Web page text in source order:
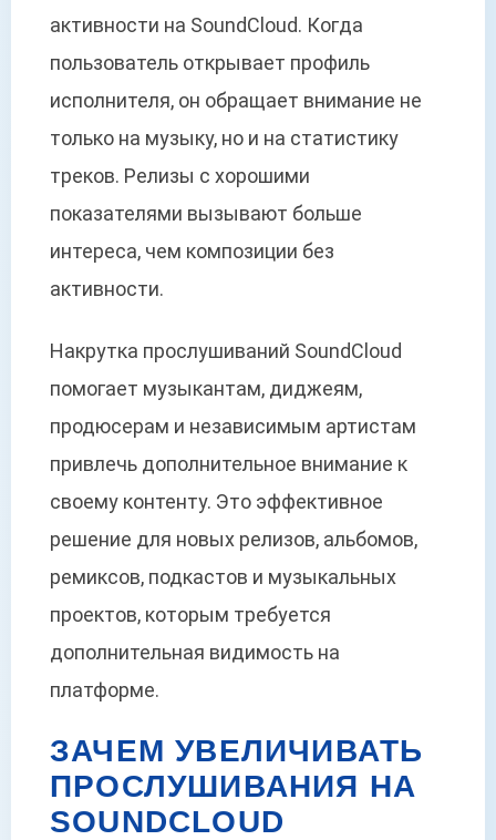
активности на SoundCloud. Когда
пользователь открывает профиль
исполнителя, он обращает внимание не
только на музыку, но и на статистику
треков. Релизы с хорошими
показателями вызывают больше
интереса, чем композиции без
активности.
Накрутка прослушиваний SoundCloud
помогает музыкантам, диджеям,
продюсерам и независимым артистам
привлечь дополнительное внимание к
своему контенту. Это эффективное
решение для новых релизов, альбомов,
ремиксов, подкастов и музыкальных
проектов, которым требуется
дополнительная видимость на
платформе.
ЗАЧЕМ УВЕЛИЧИВАТЬ
ПРОСЛУШИВАНИЯ НА
SOUNDCLOUD